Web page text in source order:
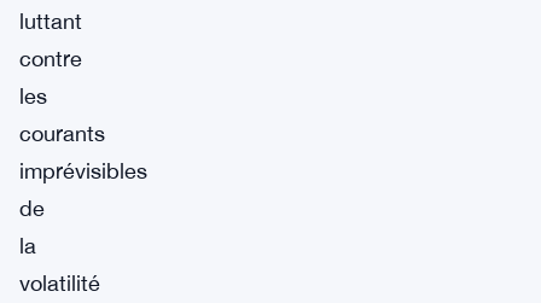
luttant
contre
les
courants
imprévisibles
de
la
volatilité